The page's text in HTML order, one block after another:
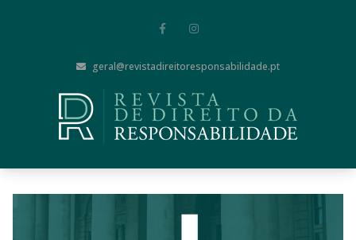
geral@revistadireitoresponsabilidade.pt